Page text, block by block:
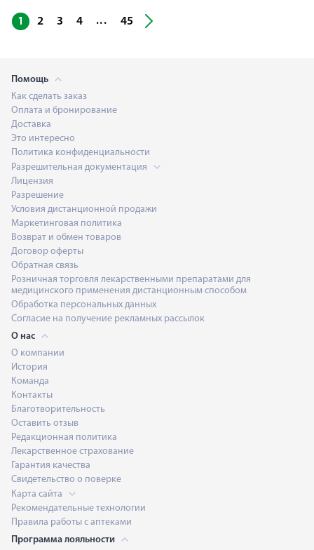
1 2 3 4 ... 45
Помощь
Как сделать заказ
Оплата и бронирование
Доставка
Это интересно
Политика конфиденциальности
Разрешительная документация
Лицензия
Разрешение
Условия дистанционной продажи
Маркетинговая политика
Возврат и обмен товаров
Договор оферты
Обратная связь
Розничная торговля лекарственными препаратами для
медицинского применения дистанционным способом
Обработка персональных данных
Согласие на получение рекламных рассылок
О нас
О компании
История
Команда
Контакты
Благотворительность
Оставить отзыв
Редакционная политика
Лекарственное страхование
Гарантия качества
Свидетельство о поверке
Карта сайта
Рекомендательные технологии
Правила работы с аптеками
Программа лояльности